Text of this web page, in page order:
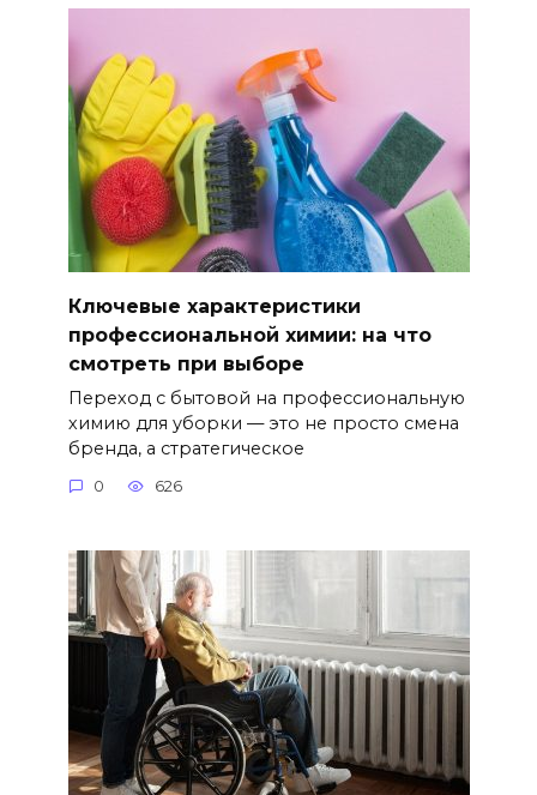
Ключевые характеристики
профессиональной химии: на что
смотреть при выборе
Переход с бытовой на профессиональную
химию для уборки — это не просто смена
бренда, а стратегическое
0 626